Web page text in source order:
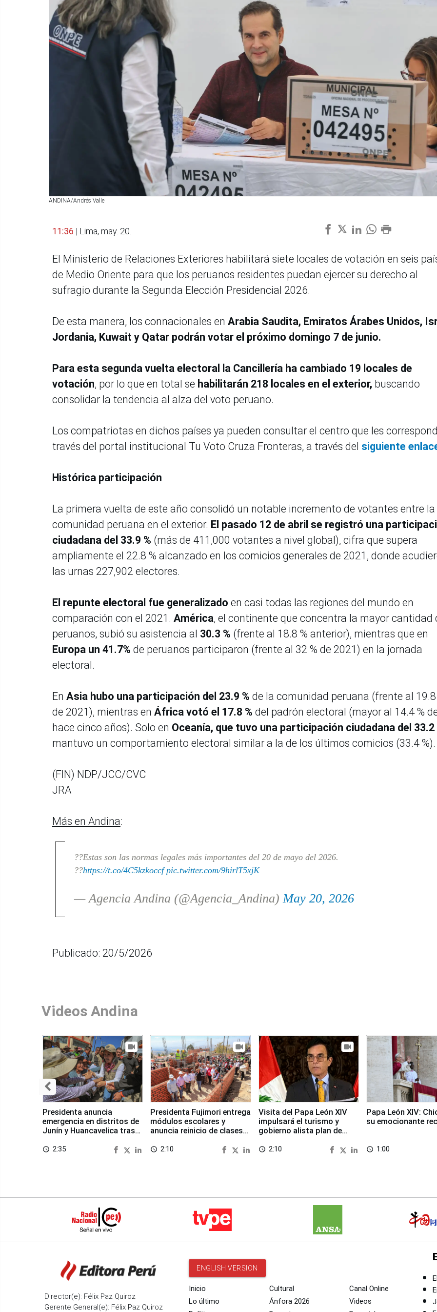
ANDINA/Andrés Valle
11:36 | Lima, may. 20.
El Ministerio de Relaciones Exteriores habilitará siete locales de votación en seis
de Medio Oriente para que los peruanos residentes puedan ejercer su derecho al
sufragio durante la Segunda Elección Presidencial 2026.
De esta manera, los connacionales en Arabia Saudita, Emiratos Árabes Unidos,
Jordania, Kuwait y Qatar podrán votar el próximo domingo 7 de junio.
Para esta segunda vuelta electoral la Cancillería ha cambiado 19 locales de
votación, por lo que en total se habilitarán 218 locales en el exterior, buscando
consolidar la tendencia al alza del voto peruano.
Los compatriotas en dichos países ya pueden consultar el centro que les
través del portal institucional Tu Voto Cruza Fronteras, a través del siguiente
Histórica participación
La primera vuelta de este año consolidó un notable incremento de votantes entre la
comunidad peruana en el exterior. El pasado 12 de abril se registró una
ciudadana del 33.9 % (más de 411,000 votantes a nivel global), cifra que supera
ampliamente el 22.8 % alcanzado en los comicios generales de 2021, donde
las urnas 227,902 electores.
El repunte electoral fue generalizado en casi todas las regiones del mundo en
comparación con el 2021. América, el continente que concentra la mayor cantidad
peruanos, subió su asistencia al 30.3 % (frente al 18.8 % anterior), mientras que en
Europa un 41.7% de peruanos participaron (frente al 32 % de 2021) en la jornada
electoral.
En Asia hubo una participación del 23.9 % de la comunidad peruana (frente al 19.8
de 2021), mientras en África votó el 17.8 % del padrón electoral (mayor al 14.4 %
hace cinco años). Solo en Oceanía, que tuvo una participación ciudadana del 33.2
mantuvo un comportamiento electoral similar a la de los últimos comicios (33.4 %).
(FIN) NDP/JCC/CVC
JRA
Más en Andina:
??Estas son las normas legales más importantes del 20 de mayo del 2026.
??https://t.co/4C5kzkoccf pic.twitter.com/9hirlT5xjK
— Agencia Andina (@Agencia_Andina)May 20, 2026
Publicado: 20/5/2026
Videos Andina
Presidenta anuncia
emergencia en distritos de
Junín y Huancavelica tras
access_time 2:35
Presidenta Fujimori entrega
módulos escolares y
anuncia reinicio de clases
access_time 2:10
Visita del Papa León XIV
impulsará el turismo y
gobierno alista plan de
access_time 2:10
Papa León XIV:
su emocionante
access_time 1:00
Director(e): Félix Paz Quiroz
Gerente General(e): Félix Paz Quiroz
ENGLISH VERSION
Inicio
Lo último
Cultural
Ánfora 2026
Canal Online
Videos